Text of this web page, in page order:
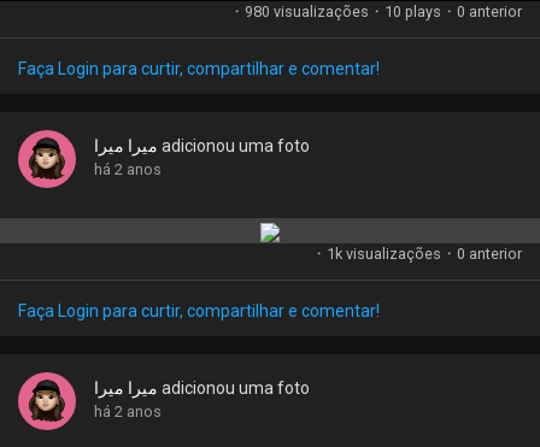
i
n
-
e
n
· 980 visualizações · 10 plays · 0 anterior
Faça Login para curtir, compartilhar e comentar!
ميرا ميرا adicionou uma foto
há 2 anos
· 1k visualizações · 0 anterior
Faça Login para curtir, compartilhar e comentar!
ميرا ميرا adicionou uma foto
há 2 anos